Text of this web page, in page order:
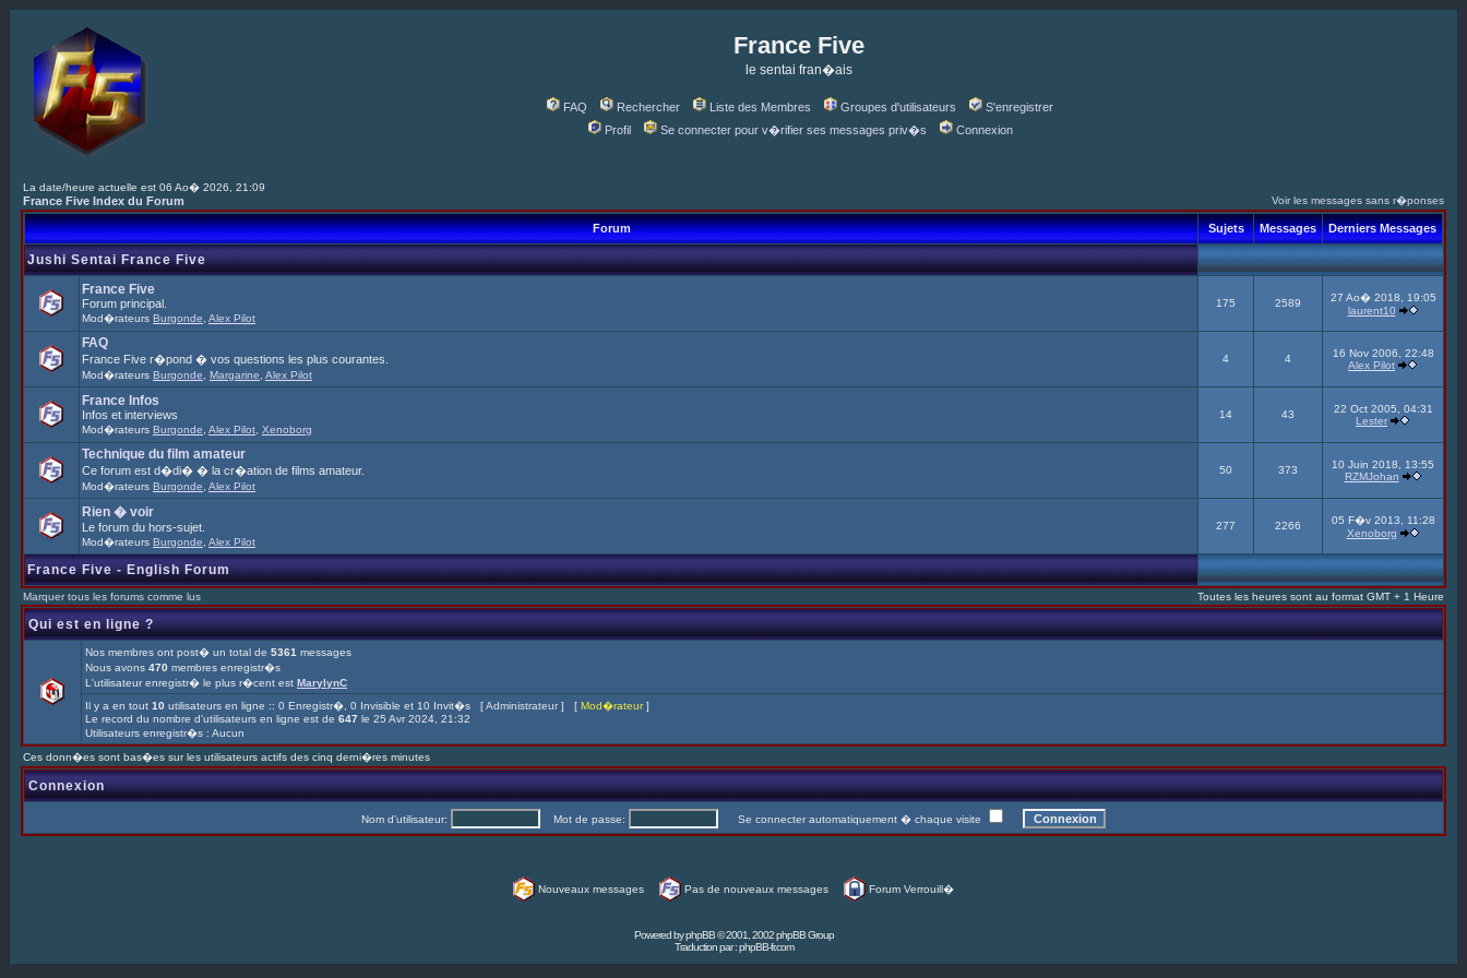
France Five
le sentai fran�ais
FAQ Rechercher Liste des Membres Groupes d'utilisateurs
S'enregistrer
Profil
Se connecter pour v�rifier ses messages priv�s Connexion
La date/heure actuelle est 06 Ao� 2026, 21:09
France Five Index du Forum Voir les messages sans r�ponses
Forum Sujets Messages Derniers Messages
Jushi Sentai France Five
France Five
Forum principal.
Mod�rateurs Burgonde Alex Pilot
175 2589
27 Ao� 2018, 19:05
laurent10
FAQ
France Five r�pond � vos questions les plus courantes.
Mod�rateurs Burgonde Margarine Alex Pilot
4 4
16 Nov 2006, 22:48
Alex Pilot
France Infos
Infos et interviews
Mod�rateurs Burgonde Alex Pilot Xenoborg
14 43
22 Oct 2005, 04:31
Lester
Technique du film amateur
Ce forum est d�di� � la cr�ation de films amateur.
Mod�rateurs Burgonde Alex Pilot
50 373
10 Juin 2018, 13:55
RZMJohan
Rien � voir
Le forum du hors-sujet.
Mod�rateurs Burgonde Alex Pilot
277 2266
05 F�v 2013, 11:28
Xenoborg
France Five - English Forum
Marquer tous les forums comme lus Toutes les heures sont au format GMT + 1 Heure
Qui est en ligne ?
Nos membres ont post� un total de 5361 messages
Nous avons 470 membres enregistr�s
L'utilisateur enregistr� le plus r�cent est MarylynC
Il y a en tout 10 utilisateurs en ligne :: 0 Enregistr�, 0 Invisible et 10 Invit�s [Administrateur] [ Mod�rateur]
Le record du nombre d'utilisateurs en ligne est de 647 le 25 Avr 2024, 21:32
Utilisateurs enregistr�s : Aucun
Ces donn�es sont bas�es sur les utilisateurs actifs des cinq derni�res minutes
Connexion
Nom d'utilisateur: Mot de passe: Se connecter automatiquement � chaque visite
Nouveaux messages Pas de nouveaux messages Forum Verrouill�
Powered byphpBB© 2001, 2002 phpBB Group
Traduction par :phpBB-fr.com